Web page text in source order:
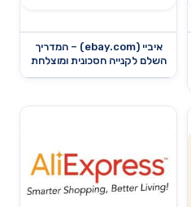
איביי (ebay.com) – המדריך
השלם לקנייה חסכונית ומוצלחת